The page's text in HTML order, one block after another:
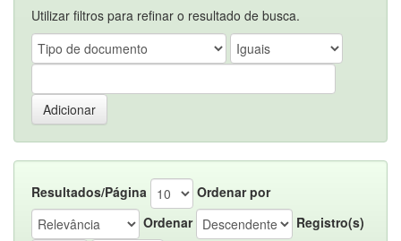
Utilizar filtros para refinar o resultado de busca.
Resultados/Página
Ordenar por
Ordenar
Registro(s)